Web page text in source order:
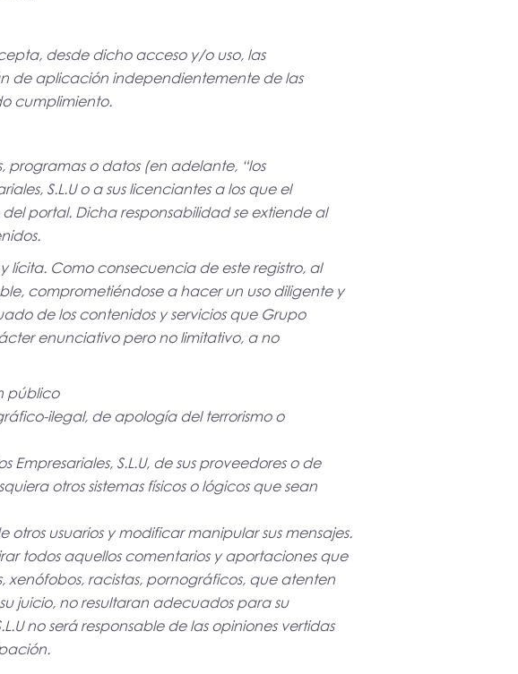
desde dicho acceso y/o uso, las
de aplicación independientemente de las
cumplimiento.
o datos (en adelante, “los
S.L.U o a sus licenciantes a los que el
del portal. Dicha responsabilidad se extiende al
lícita. Como consecuencia de este registro, al
comprometiéndose a hacer un uso diligente y
de los contenidos y servicios que Grupo
enunciativo pero no limitativo, a no
público
ilegal, de apología del terrorismo o
S.L.U, de sus proveedores o de
otros sistemas físicos o lógicos que sean
usuarios y modificar manipular sus mensajes.
todos aquellos comentarios y aportaciones que
racistas, pornográficos, que atenten
juicio, no resultaran adecuados para su
no será responsable de las opiniones vertidas